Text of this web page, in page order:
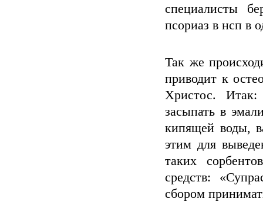
специалисты
псориаз в нсп в
Так же
приводит к
Христос.
засыпать в
кипящей воды,
этим для
таких
средств:
сбором